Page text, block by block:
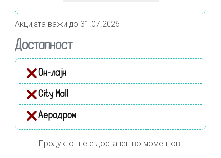
Акцијата важи до 31.07.2026
Достапност
Он-лајн
City Mall
Аеродром
Продуктот не е достапен во моментов.